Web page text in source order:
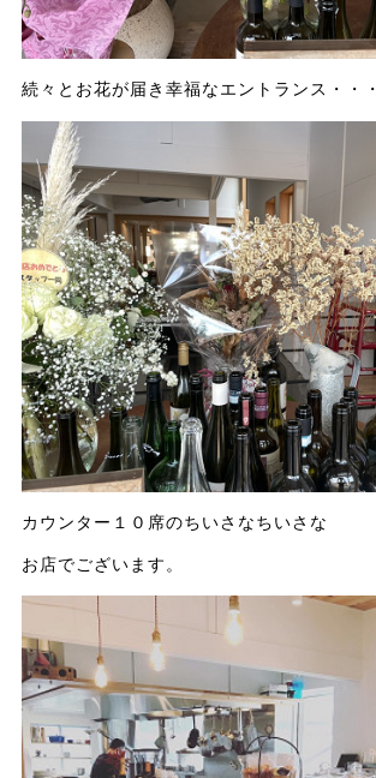
続々とお花が届き幸福なエントランス・・・
カウンター１０席のちいさなちいさな
お店でございます。